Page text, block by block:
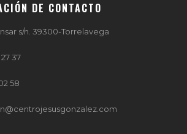
DE CONTACTO
s/n. 39300-Torrelavega
37
58